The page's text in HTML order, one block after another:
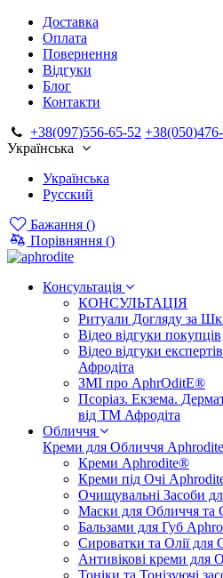
Доставка
Оплата
Повернення
Відгуки
Блог
Контакти
+38(097)556-65-52
Українська
Українська
Русский
Бажання ()
Порівняння ()
Консультація
КОНСУЛЬТАЦІЯ
Ритуали Догляду за
Відео відгуки покупців
Відео відгуки
Афродіта
ЗМІ про AphrOditE®
Псоріаз. Екзема.
від ТМ Афродіта
Обличчя
Креми для Обличчя
Креми Aphrodite®
Креми під Очі
Очищувальні Засоби
Маски для Обличчя та
Бальзами для Губ
Сироватки та Олії
Антивікові креми для
Тоніки та Тонізуючі